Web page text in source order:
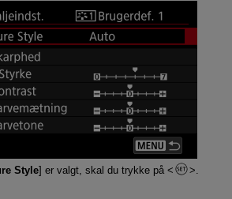
Style] er valgt, skal du trykke på